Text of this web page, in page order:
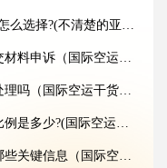
清楚的亚马逊卖家看过来)
国际空运干货知识分享）
际空运干货知识分享）
国际空运干货知识分享)
国际空运干货知识分享）